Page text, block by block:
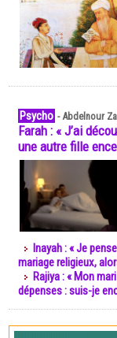
Psycho -Abdelnour
Farah : « J’ai
une autre fille
Inayah : « Je
mariage religieux,
Rajiya : « Mon
dépenses : suis-je